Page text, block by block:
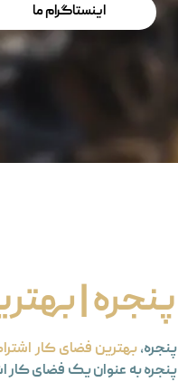
اینستاگرام ما
پنجره |
پنجره،بهترین فضای کار
پنجره به عنوان یک فضای کار